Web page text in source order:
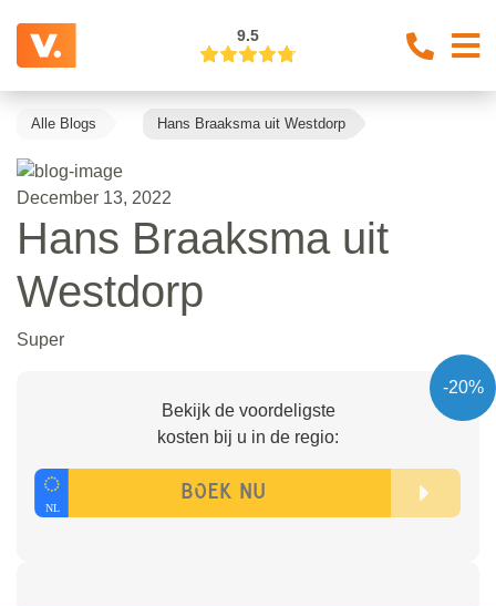
9.5
Alle Blogs Hans Braaksma uit Westdorp
December 13, 2022
Hans Braaksma uit
Westdorp
Super
-20%
Bekijk de voordeligste
kosten bij u in de regio: